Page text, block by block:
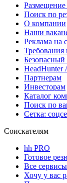
Размещение
Поиск по
О компании
Наши
Реклама на
Безопасный
HeadHunter
Партнерам
Инвесторам
Каталог
Поиск по
Сетка:
Соискателям
hh PRO
Готовое
Все сервисы
Хочу у вас